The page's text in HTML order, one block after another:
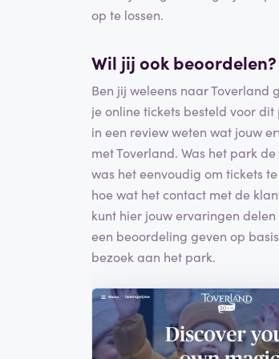
op te lossen.
Wil jij ook beoordelen?
Ben jij weleens naar Toverland
je online tickets besteld voor
in een review weten wat jouw
met Toverland. Was het park
was het eenvoudig om tickets
hoe wat het contact met de
kunt hier jouw ervaringen delen
een beoordeling geven op
bezoek aan het park.